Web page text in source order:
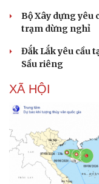
Bộ Xây dựng yêu
trạm dừng nghỉ
Đắk Lắk yêu cầu
Sầu riêng
XÃ HỘI